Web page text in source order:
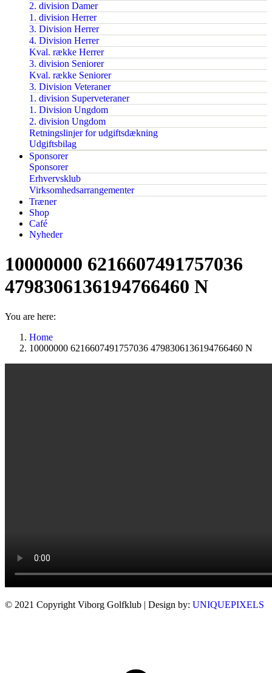
2. division Damer
1. division Herrer
3. Division Herrer
4. Division Herrer
Kval. række Herrer
3. division Seniorer
Kval. række Seniorer
3. Division Veteraner
1. division Superveteraner
1. Division Ungdom
2. division Ungdom
Retningslinjer for udgiftsdækning
Udgiftsbilag
Sponsorer
Sponsorer
Erhvervsklub
Virksomhedsarrangementer
Træner
Shop
Café
Nyheder
10000000 6216607491757036
4798306136194766460 N
You are here:
Home
10000000 6216607491757036 4798306136194766460 N
© 2021 Copyright Viborg Golfklub | Design by: UNIQUEPIXELS